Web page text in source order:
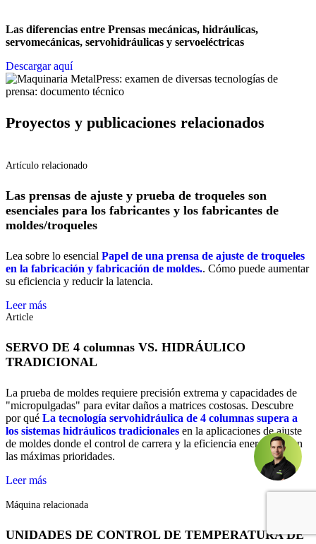
Las diferencias entre Prensas mecánicas, hidráulicas,
servomecánicas, servohidráulicas y servoeléctricas
Descargar aquí
Proyectos y publicaciones relacionados
Artículo relacionado
Las prensas de ajuste y prueba de troqueles son
esenciales para los fabricantes y los fabricantes de
moldes/troqueles
Lea sobre lo esencial Papel de una prensa de ajuste de troqueles
en la fabricación y fabricación de moldes.. Cómo puede aumentar
su eficiencia y reducir la latencia.
Leer más
Article
SERVO DE 4 columnas VS. HIDRÁULICO
TRADICIONAL
La prueba de moldes requiere precisión extrema y capacidades de
"micropulgadas" para evitar daños a matrices costosas. Descubre
por qué La tecnología servohidráulica de 4 columnas supera a
los sistemas hidráulicos tradicionales en la aplicaciones de ajuste
de moldes donde el control de carrera y la eficiencia energética son
las máximas prioridades.
Leer más
Máquina relacionada
UNIDADES DE CONTROL DE TEMPERATURA DE